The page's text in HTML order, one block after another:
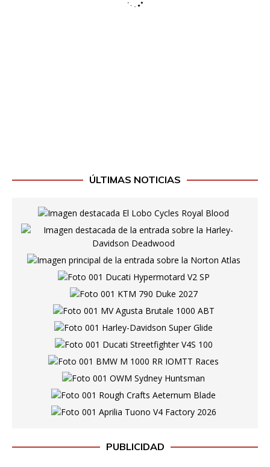
ÚLTIMAS NOTICIAS
PUBLICIDAD